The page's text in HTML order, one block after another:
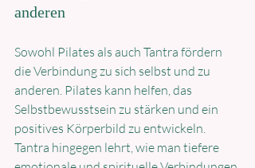
anderen
Sowohl Pilates als auch Tantra fördern
die Verbindung zu sich selbst und zu
anderen. Pilates kann helfen, das
Selbstbewusstsein zu stärken und ein
positives Körperbild zu entwickeln.
Tantra hingegen lehrt, wie man tiefere